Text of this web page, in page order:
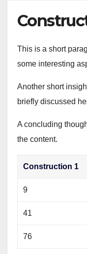
This is a short
some interesting
Another short
briefly discussed
A concluding
the content.
Construction 1
9
41
76